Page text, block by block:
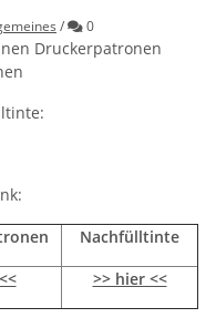
/ Kommentare
0
Druckerpatronen
Nachfülltinte
>> hier <<